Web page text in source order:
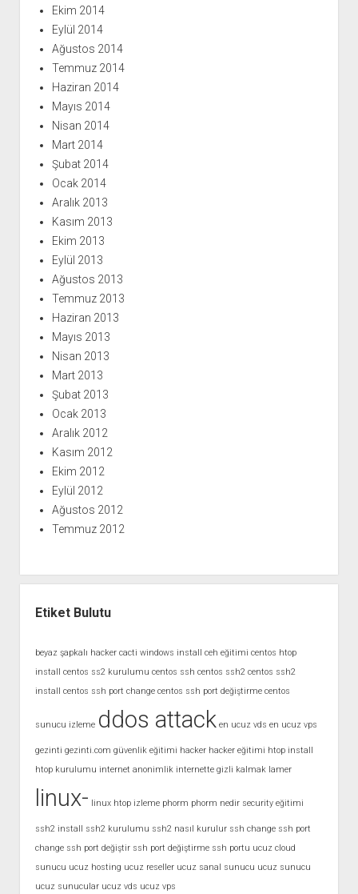
Ekim 2014
Eylül 2014
Ağustos 2014
Temmuz 2014
Haziran 2014
Mayıs 2014
Nisan 2014
Mart 2014
Şubat 2014
Ocak 2014
Aralık 2013
Kasım 2013
Ekim 2013
Eylül 2013
Ağustos 2013
Temmuz 2013
Haziran 2013
Mayıs 2013
Nisan 2013
Mart 2013
Şubat 2013
Ocak 2013
Aralık 2012
Kasım 2012
Ekim 2012
Eylül 2012
Ağustos 2012
Temmuz 2012
Etiket Bulutu
beyaz şapkalı hacker cacti windows install ceh eğitimi centos htop
install centos ss2 kurulumu centos ssh centos ssh2 centos ssh2
install centos ssh port change centos ssh port değiştirme centos
sunucu izleme ddos attack en ucuz vds en ucuz vps
gezinti gezinti.com güvenlik eğitimi hacker hacker eğitimi htop install
htop kurulumu internet anonimlik internette gizli kalmak lamer
linux- linux htop izleme phorm phorm nedir security eğitimi
ssh2 install ssh2 kurulumu ssh2 nasıl kurulur ssh change ssh port
change ssh port değiştir ssh port değiştirme ssh portu ucuz cloud
sunucu ucuz hosting ucuz reseller ucuz sanal sunucu ucuz sunucu
ucuz sunucular ucuz vds ucuz vps